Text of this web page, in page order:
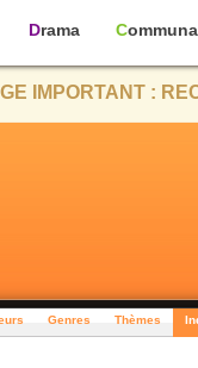
Drama
IMPORTANT :
Genres Thèmes